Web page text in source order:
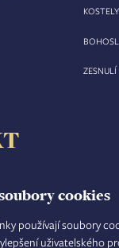
cookies
používají soubory
uživatelského
KOSTELY